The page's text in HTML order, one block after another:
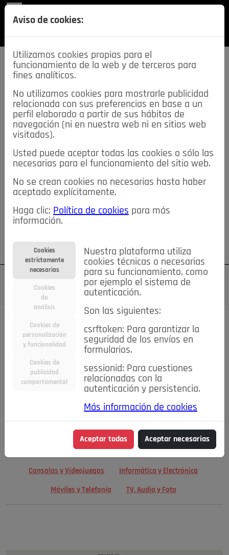
SECCIONES
descarga esta
REVISTA
≡NOTICIAS
NOTICIAS SERVICIOS DE INTERÉS
TABLÓN DE ANUNCIOS MIS ANUNCIOS CONTACTO
NOSOTROS
Su cuenta Regístrese ¿Olvidó su contraseña?
TODAS Deporte Bicicletas Deportes y Ocio
Electrodomésticos
Niños y Bebés Inmobiliaria Construcción y Reformas
Moda Accesorios Ropa Motor
Motor y Accesorios Motos Ocio
Cine, Libros y Música Coleccionismo Otros
Consolas y Videojuegos Informática y Electrónica
Móviles y Telefonía TV, Audio y Foto
Aviso de cookies:
Utilizamos cookies propias para el
funcionamiento de la web y de terceros para
fines analíticos.
No utilizamos cookies para mostrarle publicidad
relacionada con sus preferencias en base a un
perfil elaborado a partir de sus hábitos de
navegación (ni en nuestra web ni en sitios web
visitados).
Usted puede aceptar todas las cookies o sólo las
necesarias para el funcionamiento del sitio web.
No se crean cookies no necesarias hasta haber
aceptado explícitamente.
Haga clic: Política de cookies para más
información.
Cookies
estrictamente
necesarias
Cookies
de
análisis
Cookies de
personalización
y funcionalidad
Cookies de
publicidad
comportamental
Nuestra plataforma utiliza
cookies técnicas o necesarias
para su funcionamiento, como
por ejemplo el sistema de
autenticación.
Son las siguientes:
csrftoken: Para garantizar la
seguridad de los envíos en
formularios.
sessionid: Para cuestiones
relacionadas con la
autenticación y persistencia.
Más información de cookies
Aceptar todas Aceptar necesarias